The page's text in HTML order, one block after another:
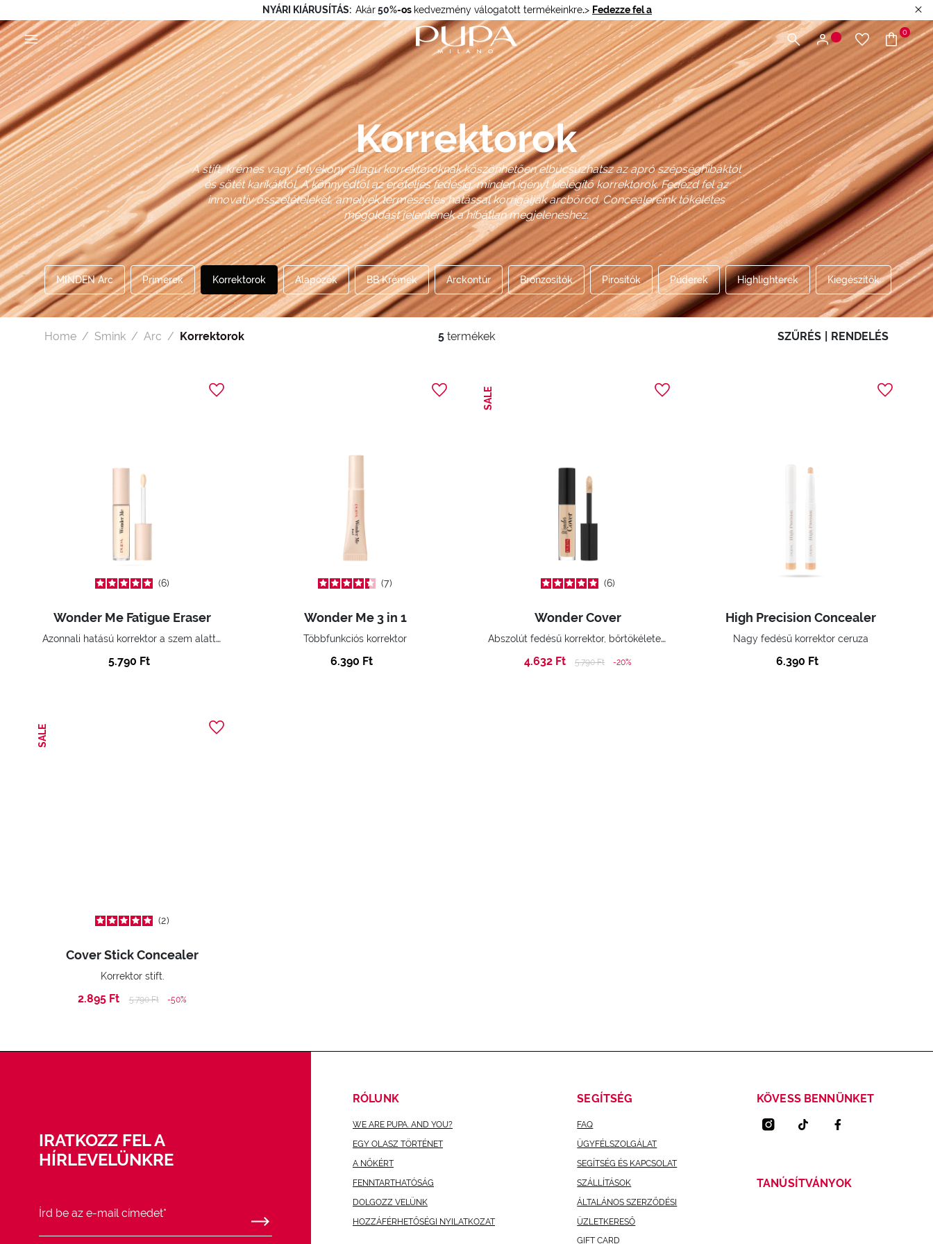
NYÁRI KIÁRUSÍTÁS: Akár50%-os kedvezmény válogatott termékeinkre.> Fedezze fel a
0
Korrektorok
A stift, krémes vagy folyékony állagú korrektoroknak köszönhetően elbúcsúzhatsz az apró szépséghibáktól
és sötét karikáktól. A könnyedtől az erőteljes fedésig, minden igényt kielégítő korrektorok. Fedezd fel az
innovatív összetételeket, amelyek természetes hatással korrigálják arcbőröd. Concealereink tökéletes
megoldást jelentenek a hibátlan megjelenéshez.
MINDEN Arc Primerek Korrektorok Alapozók BB Krémek Arckontúr Bronzosítók Pirosítók Púderek Highlighterek Kiegészítők
Home Smink Arc Korrektorok 5 termékek SZŰRÉS RENDELÉS
6
Wonder Me Fatigue Eraser
Azonnali hatású korrektor a szem alatti karikák és árnyékok eltüntetésére
5.790 Ft
7
Wonder Me 3 in 1
Többfunkciós korrektor
6.390 Ft
SALE
6
Wonder Cover
Abszolút fedésű korrektor, bőrtökéletesítő hatással.
4.632 Ft
Price reduced from
5.790 Ftto -20%
High Precision Concealer
Nagy fedésű korrektor ceruza
6.390 Ft
SALE
2
Cover Stick Concealer
Korrektor stift.
2.895 Ft Price reduced from
5.790 Ftto -50%
IRATKOZZ FEL A
HÍRLEVELÜNKRE
RÓLUNK
WE ARE PUPA. AND YOU?
EGY OLASZ TÖRTÉNET
A NŐKÉRT
FENNTARTHATÓSÁG
DOLGOZZ VELÜNK
HOZZÁFÉRHETŐSÉGI NYILATKOZAT
SEGÍTSÉG
FAQ
ÜGYFÉLSZOLGÁLAT
SEGÍTSÉG ÉS KAPCSOLAT
SZÁLLÍTÁSOK
ÁLTALÁNOS SZERZŐDÉSI
ÜZLETKERESŐ
GIFT CARD
KÖVESS BENNÜNKET
TANÚSÍTVÁNYOK